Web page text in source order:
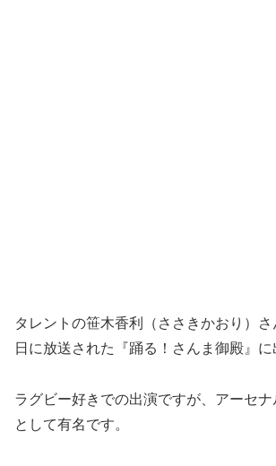
タレントの笹木香利（ささきかおり）
日に放送された『踊る！さんま御殿』に
ラグビー好きでの出演ですが、アーセ
として有名です。